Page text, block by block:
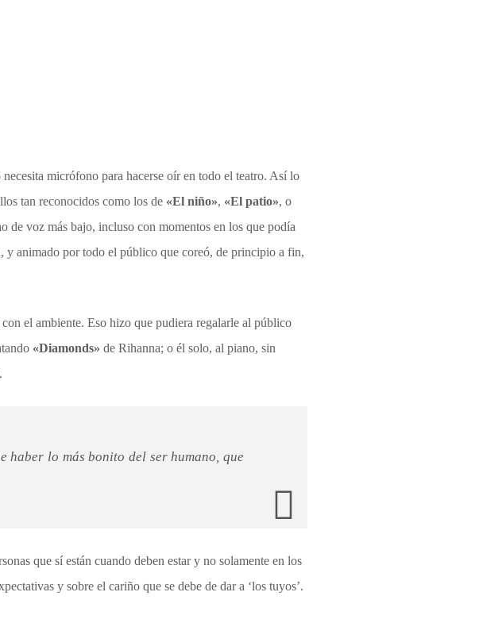
micrófono para hacerse oír en todo el teatro. Así lo
tan reconocidos como los de «El niño», «El patio», o
de voz más bajo, incluso con momentos en los que podía
y animado por todo el público que coreó, de principio a fin,
el ambiente. Eso hizo que pudiera regalarle al público
«Diamonds» de Rihanna; o él solo, al piano, sin
haber lo más bonito del ser humano, que
que sí están cuando deben estar y no solamente en los
y sobre el cariño que se debe de dar a ‘los tuyos’.